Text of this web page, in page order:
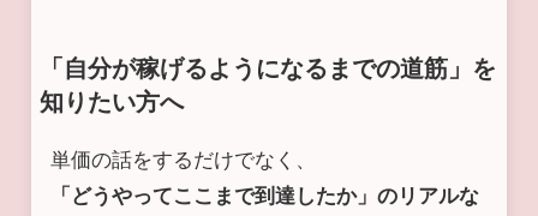
「自分が稼げるようになるまでの道筋」を
知りたい方へ
単価の話をするだけでなく、
「どうやってここまで到達したか」のリアルな